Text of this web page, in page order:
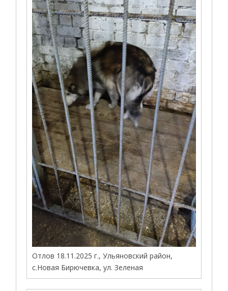
Отлов 18.11.2025 г., Ульяновский район,
с.Новая Бирючевка, ул. Зеленая